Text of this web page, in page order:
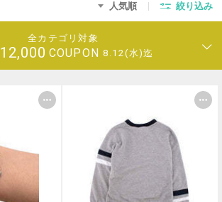
人気順 絞り込み
全カテゴリ対象
12,000 COUPON 8.12(水)迄